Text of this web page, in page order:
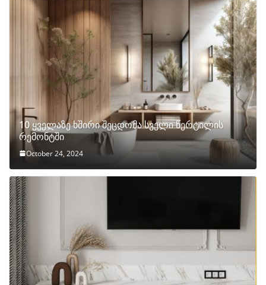
10 ყველაზე ხშირი შეცდომა სველი წერტილის
რემონტში
October 24, 2024